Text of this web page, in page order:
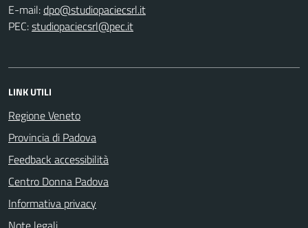
E-mail:
PEC:
LINK UTILI
Regione Veneto
Provincia di Padova
Feedback accessibilità
Centro Donna Padova
Informativa privacy